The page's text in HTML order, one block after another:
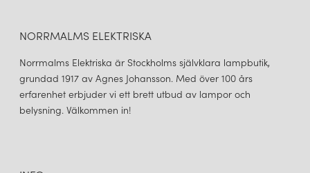
NORRMALMS ELEKTRISKA
Norrmalms Elektriska är Stockholms självklara lampbutik,
grundad 1917 av Agnes Johansson. Med över 100 års
erfarenhet erbjuder vi ett brett utbud av lampor och
belysning. Välkommen in!